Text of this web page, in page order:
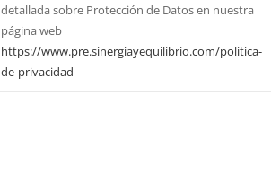
detallada sobre Protección de Datos en nuestra
página web
https://www.pre.sinergiayequilibrio.com/politica-
de-privacidad